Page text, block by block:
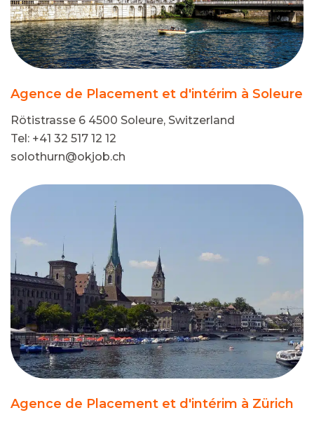
Agence de Placement et d'intérim à Soleure
Rötistrasse 6 4500 Soleure, Switzerland
Tel: +41 32 517 12 12
solothurn@okjob.ch
Agence de Placement et d'intérim à Zürich